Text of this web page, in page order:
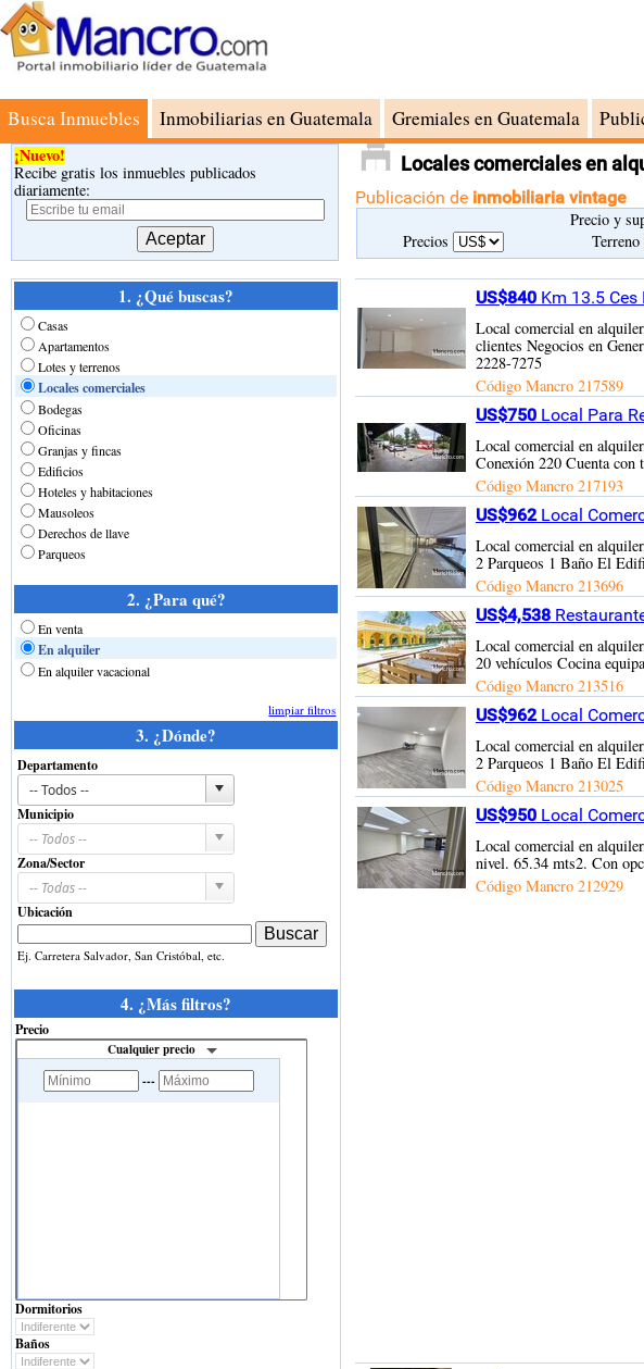
Busca Inmuebles Inmobiliarias en Guatemala Gremiales en Guatemala
Locales comerciales en
Publicación de inmobiliaria vintage
Precio y
Precios
Terreno
US$840Km 13.5 Ces
Local comercial en
clientes Negocios en
2228-7275
Código Mancro 217589
US$750Local Para
Local comercial en
Conexión 220 Cuenta
Código Mancro 217193
US$962Local
Local comercial en
2 Parqueos 1 Baño El
Código Mancro 213696
US$4,538
Local comercial en
20 vehículos Cocina
Código Mancro 213516
US$962Local
Local comercial en
2 Parqueos 1 Baño El
Código Mancro 213025
US$950Local
Local comercial en
nivel. 65.34 mts2. Con
Código Mancro 212929
¡Nuevo!
Recibe gratis los inmuebles publicados
diariamente:
1. ¿Qué buscas?
Casas
Apartamentos
Lotes y terrenos
Locales comerciales
Bodegas
Oficinas
Granjas y fincas
Edificios
Hoteles y habitaciones
Mausoleos
Derechos de llave
Parqueos
2. ¿Para qué?
En venta
En alquiler
En alquiler vacacional
limpiar filtros
3. ¿Dónde?
Departamento
Municipio
Zona/Sector
Ubicación
Ej. Carretera Salvador, San Cristóbal, etc.
4. ¿Más filtros?
Precio
Cualquier precio
---
Dormitorios
Baños